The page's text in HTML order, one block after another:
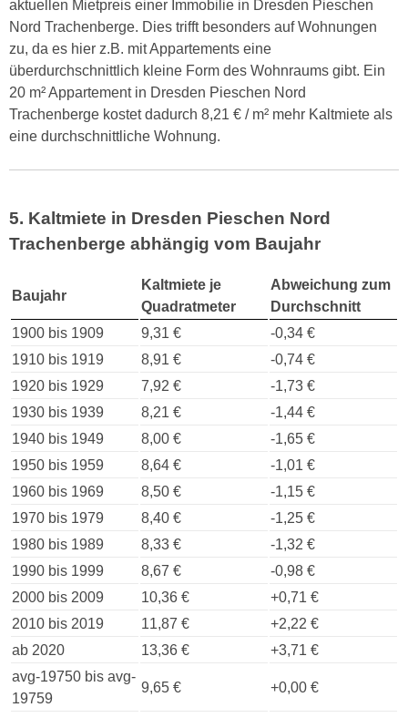
aktuellen Mietpreis einer Immobilie in Dresden Pieschen
Nord Trachenberge. Dies trifft besonders auf Wohnungen
zu, da es hier z.B. mit Appartements eine
überdurchschnittlich kleine Form des Wohnraums gibt. Ein
20 m² Appartement in Dresden Pieschen Nord
Trachenberge kostet dadurch 8,21 € / m² mehr Kaltmiete als
eine durchschnittliche Wohnung.
5. Kaltmiete in Dresden Pieschen Nord
Trachenberge abhängig vom Baujahr
Baujahr
Kaltmiete je
Quadratmeter
Abweichung zum
Durchschnitt
1900 bis 1909
9,31 €
-0,34 €
1910 bis 1919
8,91 €
-0,74 €
1920 bis 1929
7,92 €
-1,73 €
1930 bis 1939
8,21 €
-1,44 €
1940 bis 1949
8,00 €
-1,65 €
1950 bis 1959
8,64 €
-1,01 €
1960 bis 1969
8,50 €
-1,15 €
1970 bis 1979
8,40 €
-1,25 €
1980 bis 1989
8,33 €
-1,32 €
1990 bis 1999
8,67 €
-0,98 €
2000 bis 2009
10,36 €
+0,71 €
2010 bis 2019
11,87 €
+2,22 €
ab 2020
13,36 €
+3,71 €
avg-19750 bis avg-
19759
9,65 € +0,00 €